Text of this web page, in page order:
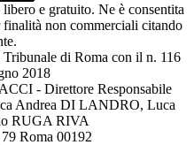
e gratuito. Ne è consentita
non commerciali citando
di Roma con il n. 116
2018
- Direttore Responsabile
Andrea DI LANDRO, Luca
RUGA RIVA
Roma 00192